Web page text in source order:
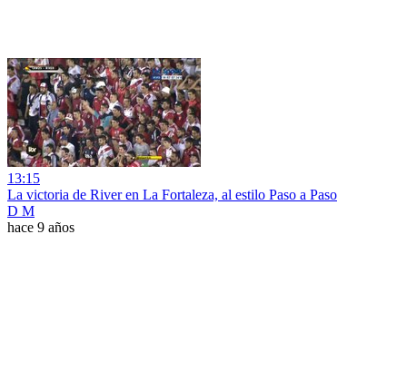
13:15
La victoria de River en La Fortaleza, al estilo Paso a Paso
D M
hace 9 años